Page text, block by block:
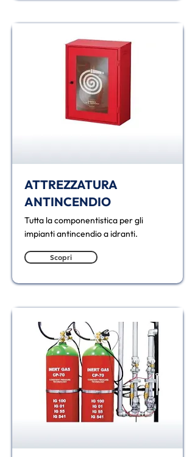
ATTREZZATURA
ANTINCENDIO
Tutta la componentistica per gli
impianti antincendio a idranti.
Scopri